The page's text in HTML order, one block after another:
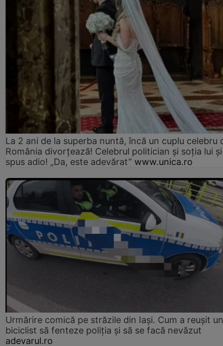
La 2 ani de la superba nuntă, încă un cuplu celebru
România divorțează! Celebrul politician și soția lui
spus adio! „Da, este adevărat” www.unica.ro
Urmărire comică pe străzile din Iași. Cum a reușit un
biciclist să fenteze poliția și să se facă nevăzut
adevarul.ro